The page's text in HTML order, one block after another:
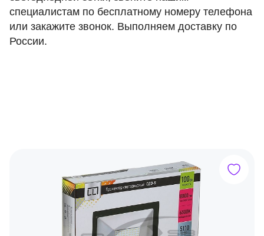
специалистам по бесплатному номеру телефона
или закажите звонок. Выполняем доставку по
России.